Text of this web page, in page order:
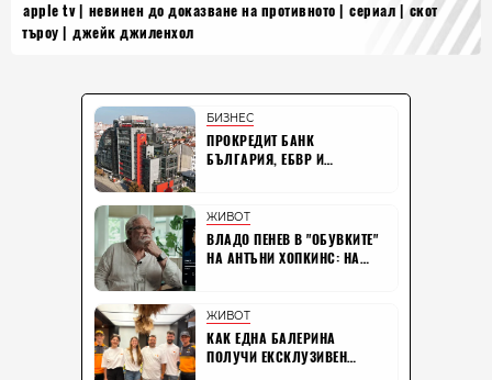
apple tv невинен до доказване на противното сериал
скот
търоу
джейк джиленхол